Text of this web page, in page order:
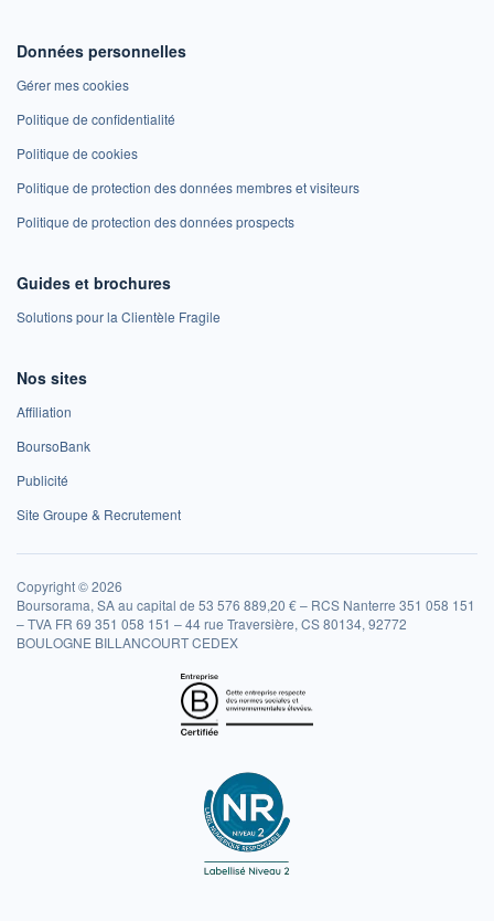
Données personnelles
Gérer mes cookies
Politique de confidentialité
Politique de cookies
Politique de protection des données membres et visiteurs
Politique de protection des données prospects
Guides et brochures
Solutions pour la Clientèle Fragile
Nos sites
Affiliation
BoursoBank
Publicité
Site Groupe & Recrutement
Copyright © 2026
Boursorama, SA au capital de 53 576 889,20 € – RCS Nanterre 351 058 151
– TVA FR 69 351 058 151 – 44 rue Traversière, CS 80134, 92772
BOULOGNE BILLANCOURT CEDEX